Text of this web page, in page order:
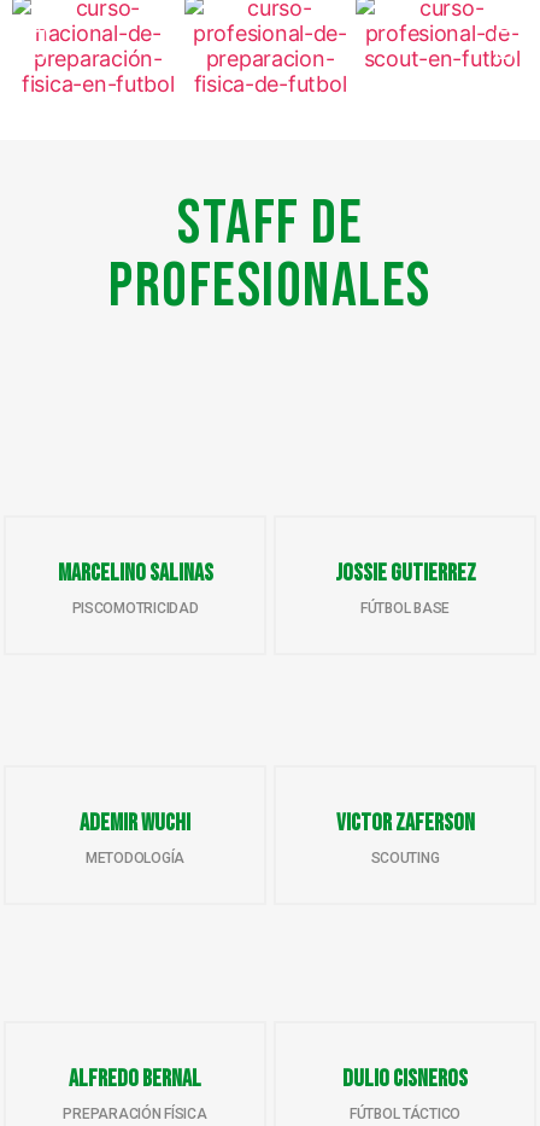
staff de
profesionales
Marcelino Salinas
PISCOMOTRICIDAD
Jossie Gutierrez
FÚTBOL BASE
Ademir Wuchi
METODOLOGÍA
Victor Zaferson
SCOUTING
Alfredo Bernal
PREPARACIÓN FÍSICA
Dulio Cisneros
FÚTBOL TÁCTICO